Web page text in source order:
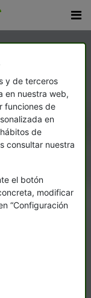
y de terceros
en nuestra web,
funciones de
en
de
consultar nuestra
el botón
modificar
“Configuración